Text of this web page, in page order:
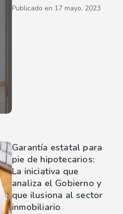
Publicado en 17 mayo, 2023
Garantía estatal para
pie de hipotecarios:
La iniciativa que
analiza el Gobierno y
que ilusiona al sector
inmobiliario